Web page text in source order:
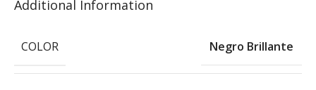
Additional Information
COLOR Negro Brillante